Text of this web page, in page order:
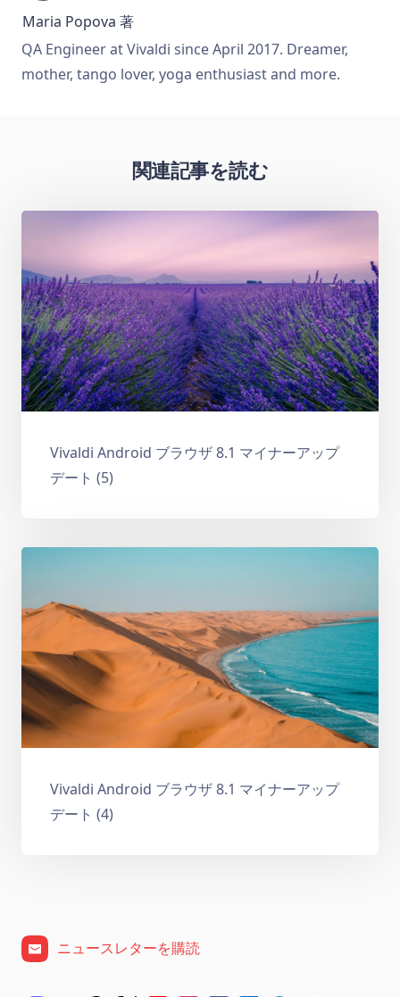
Maria Popova 著
QA Engineer at Vivaldi since April 2017. Dreamer,
mother, tango lover, yoga enthusiast and more.
関連記事を読む
Vivaldi Android ブラウザ 8.1 マイナーアップ
デート (5)
Vivaldi Android ブラウザ 8.1 マイナーアップ
デート (4)
ニュースレターを購読